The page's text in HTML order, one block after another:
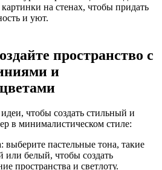
на стенах, чтобы придать
и уют.
пространство с
и
чтобы создать стильный и
в минималистическом стиле:
выберите пастельные тона, такие
или белый, чтобы создать
пространства и светлоту.